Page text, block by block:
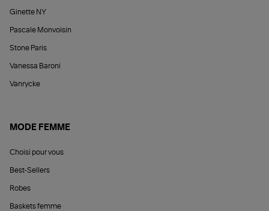
Ginette NY
Pascale Monvoisin
Stone Paris
Vanessa Baroni
Vanrycke
MODE FEMME
Choisi pour vous
Best-Sellers
Robes
Baskets femme